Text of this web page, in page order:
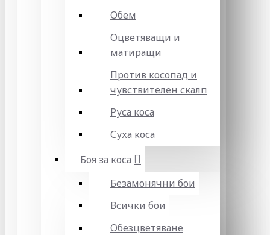
Обем
Оцветяващи и
матиращи
Против косопад и
чувствителен скалп
Руса коса
Суха коса
Боя за коса
Безамонячни бои
Всички бои
Обезцветяване